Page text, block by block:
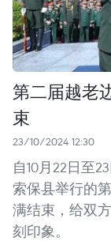
第二届越老
束
23/10/2024 12:30
自10月22日至
索保县举行的
满结束，给双
刻印象。